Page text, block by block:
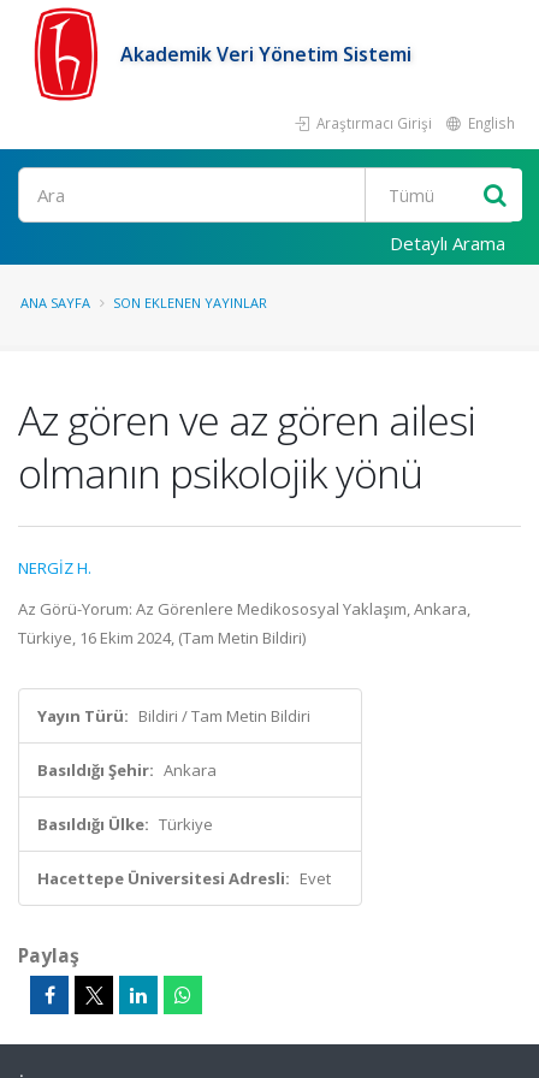
Akademik Veri Yönetim Sistemi
Araştırmacı Girişi English
Ara
Detaylı Arama
ANA SAYFA SON EKLENEN YAYINLAR
Az gören ve az gören ailesi
olmanın psikolojik yönü
NERGİZ H.
Az Görü-Yorum: Az Görenlere Medikososyal Yaklaşım, Ankara,
Türkiye, 16 Ekim 2024, (Tam Metin Bildiri)
Yayın Türü: Bildiri / Tam Metin Bildiri
Basıldığı Şehir: Ankara
Basıldığı Ülke: Türkiye
Hacettepe Üniversitesi Adresli: Evet
Paylaş